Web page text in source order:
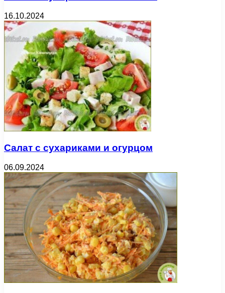
16.10.2024
Салат с сухариками и огурцом
06.09.2024